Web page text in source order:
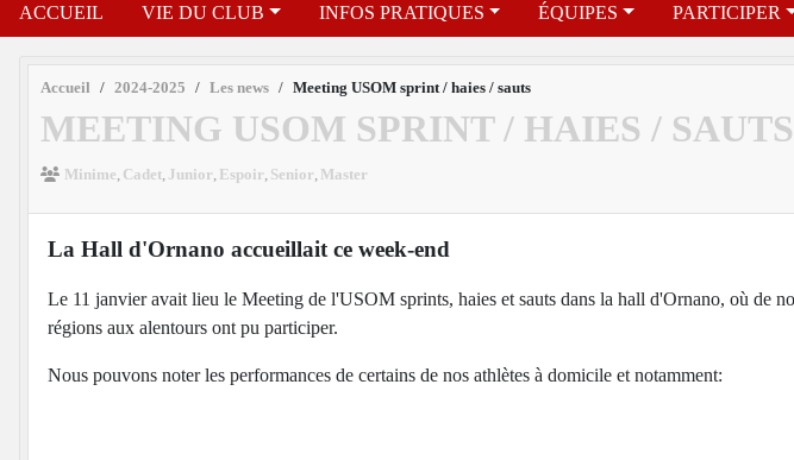
ACCUEIL VIE DU CLUB INFOS PRATIQUES ÉQUIPES PARTICIPER
Accueil 2024-2025 Les news Meeting USOM sprint / haies / sauts
MEETING USOM SPRINT / HAIES / SAUTS
Minime Cadet Junior Espoir Senior Master
La Hall d'Ornano accueillait ce week-end
Le 11 janvier avait lieu le Meeting de l'USOM sprints, haies et sauts dans la hall d'Ornano, où de
régions aux alentours ont pu participer.
Nous pouvons noter les performances de certains de nos athlètes à domicile et notamment: